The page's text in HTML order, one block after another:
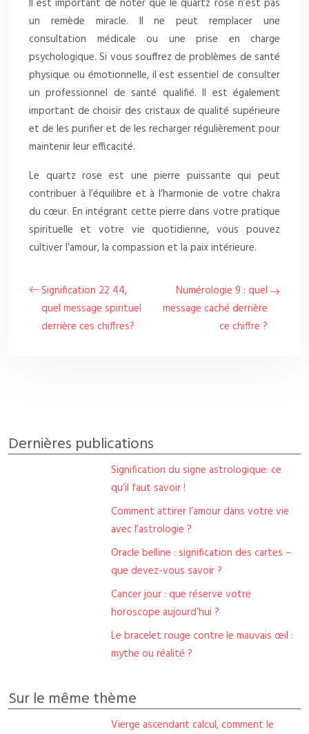
Il est important de noter que le quartz rose n’est pas
un remède miracle. Il ne peut remplacer une
consultation médicale ou une prise en charge
psychologique. Si vous souffrez de problèmes de santé
physique ou émotionnelle, il est essentiel de consulter
un professionnel de santé qualifié. Il est également
important de choisir des cristaux de qualité supérieure
et de les purifier et de les recharger régulièrement pour
maintenir leur efficacité.
Le quartz rose est une pierre puissante qui peut
contribuer à l’équilibre et à l’harmonie de votre chakra
du cœur. En intégrant cette pierre dans votre pratique
spirituelle et votre vie quotidienne, vous pouvez
cultiver l’amour, la compassion et la paix intérieure.
Signification 22 44,
quel message spirituel
derrière ces chiffres?
Numérologie 9 : quel
message caché derrière
ce chiffre ?
Dernières publications
Signification du signe astrologique: ce
qu’il faut savoir !
Comment attirer l’amour dans votre vie
avec l’astrologie ?
Oracle belline : signification des cartes –
que devez-vous savoir ?
Cancer jour : que réserve votre
horoscope aujourd’hui ?
Le bracelet rouge contre le mauvais œil :
mythe ou réalité ?
Sur le même thème
Vierge ascendant calcul, comment le